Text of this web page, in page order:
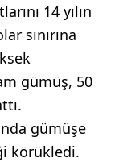
14 yılın
sınırına
gümüş, 50
gümüşe
körükledi.